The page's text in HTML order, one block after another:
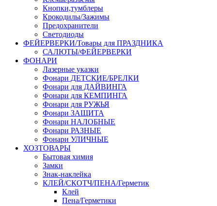
Кнопки,тумблеры
Крокодилы/Зажимы
Предохранители
Светодиоды
ФЕЙЕРВЕРКИ/Товары для ПРАЗДНИКА
САЛЮТЫ/ФЕЙЕРВЕРКИ
ФОНАРИ
Лазерные указки
Фонари ДЕТСКИЕ/БРЕЛКИ
Фонари для ДАЙВИНГА
Фонари для КЕМПИНГА
Фонари для РУЖЬЯ
Фонари ЗАЩИТА
Фонари НАЛОБНЫЕ
Фонари РАЗНЫЕ
Фонари УЛИЧНЫЕ
ХОЗТОВАРЫ
Бытовая химия
Замки
Знак-наклейка
КЛЕЙ/СКОТЧ/ПЕНА/Герметик
Клей
Пена/Герметики